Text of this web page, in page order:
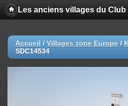
Les anciens villages du
Accueil / Villages zone Europe /
SDC14534